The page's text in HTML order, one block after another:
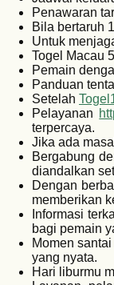
Penawaran
Bila bertaruh
Untuk
Togel Macau
Pemain
Panduan
Setelah
Pelayanan
terpercaya.
Jika ada
Bergabung
diandalkan
Dengan
memberikan
Informasi
bagi pemain
Momen
yang nyata.
Hari liburmu